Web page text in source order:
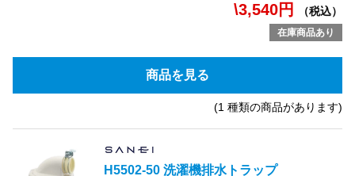
\3,540円 （税込）
在庫商品あり
商品を見る
(1 種類の商品があります)
H5502-50 洗濯機排水トラップ